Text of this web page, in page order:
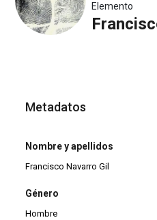
Elemento
Metadatos
Nombre y apellidos
Francisco Navarro Gil
Género
Hombre